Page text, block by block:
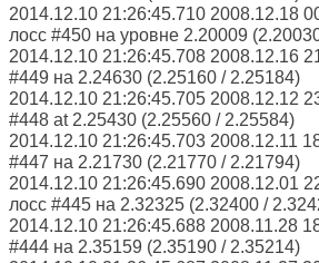
2014.12.10 21:26:45.710 2008.12.18
лосс #450 на уровне 2.20009
2014.12.10 21:26:45.708 2008.12.16
#449 на 2.24630 (2.25160 / 2.25184)
2014.12.10 21:26:45.705 2008.12.12
#448 at 2.25430 (2.25560 / 2.25584)
2014.12.10 21:26:45.703 2008.12.11
#447 на 2.21730 (2.21770 / 2.21794)
2014.12.10 21:26:45.690 2008.12.01
лосс #445 на 2.32325 (2.32400 /
2014.12.10 21:26:45.688 2008.11.28
#444 на 2.35159 (2.35190 / 2.35214)